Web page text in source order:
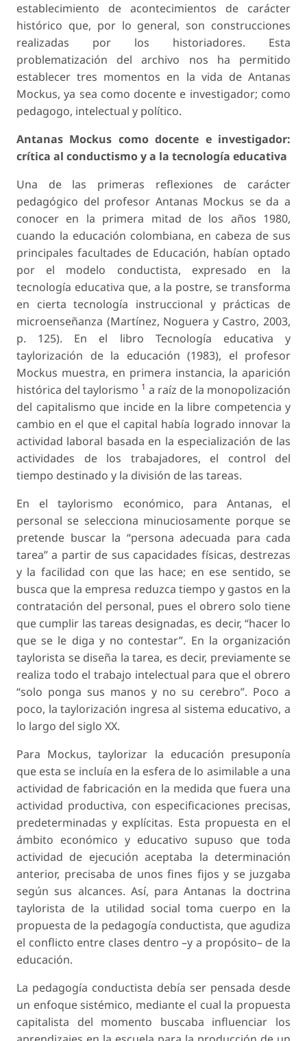
establecimiento de acontecimientos de carácter
histórico que, por lo general, son construcciones
realizadas por los historiadores. Esta
problematización del archivo nos ha permitido
establecer tres momentos en la vida de Antanas
Mockus, ya sea como docente e investigador; como
pedagogo, intelectual y político.
Antanas Mockus como docente e investigador:
crítica al conductismo y a la tecnología educativa
Una de las primeras reflexiones de carácter
pedagógico del profesor Antanas Mockus se da a
conocer en la primera mitad de los años 1980,
cuando la educación colombiana, en cabeza de sus
principales facultades de Educación, habían optado
por el modelo conductista, expresado en la
tecnología educativa que, a la postre, se transforma
en cierta tecnología instruccional y prácticas de
microenseñanza (Martínez, Noguera y Castro, 2003,
p. 125). En el libro Tecnología educativa y
taylorización de la educación (1983), el profesor
Mockus muestra, en primera instancia, la aparición
histórica del taylorismo 1 a raíz de la monopolización
del capitalismo que incide en la libre competencia y
cambio en el que el capital había logrado innovar la
actividad laboral basada en la especialización de las
actividades de los trabajadores, el control del
tiempo destinado y la división de las tareas.
En el taylorismo económico, para Antanas, el
personal se selecciona minuciosamente porque se
pretende buscar la “persona adecuada para cada
tarea” a partir de sus capacidades físicas, destrezas
y la facilidad con que las hace; en ese sentido, se
busca que la empresa reduzca tiempo y gastos en la
contratación del personal, pues el obrero solo tiene
que cumplir las tareas designadas, es decir, “hacer lo
que se le diga y no contestar”. En la organización
taylorista se diseña la tarea, es decir, previamente se
realiza todo el trabajo intelectual para que el obrero
“solo ponga sus manos y no su cerebro”. Poco a
poco, la taylorización ingresa al sistema educativo, a
lo largo del siglo XX.
Para Mockus,taylorizar la educación presuponía
que esta se incluía en la esfera de lo asimilable a una
actividad de fabricación en la medida que fuera una
actividad productiva, con especificaciones precisas,
predeterminadas y explícitas. Esta propuesta en el
ámbito económico y educativo supuso que toda
actividad de ejecución aceptaba la determinación
anterior, precisaba de unos fines fijos y se juzgaba
según sus alcances. Así, para Antanas la doctrina
taylorista de la utilidad social toma cuerpo en la
propuesta de la pedagogía conductista, que agudiza
el conflicto entre clases dentro –y a propósito– de la
educación.
La pedagogía conductista debía ser pensada desde
un enfoque sistémico, mediante el cual la propuesta
capitalista del momento buscaba influenciar los